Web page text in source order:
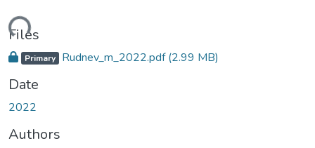
Files
Primary Rudnev_m_2022.pdf(2.99 MB)
Date
2022
Authors